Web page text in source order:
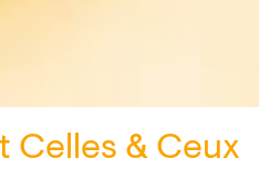
Celles & Ceux